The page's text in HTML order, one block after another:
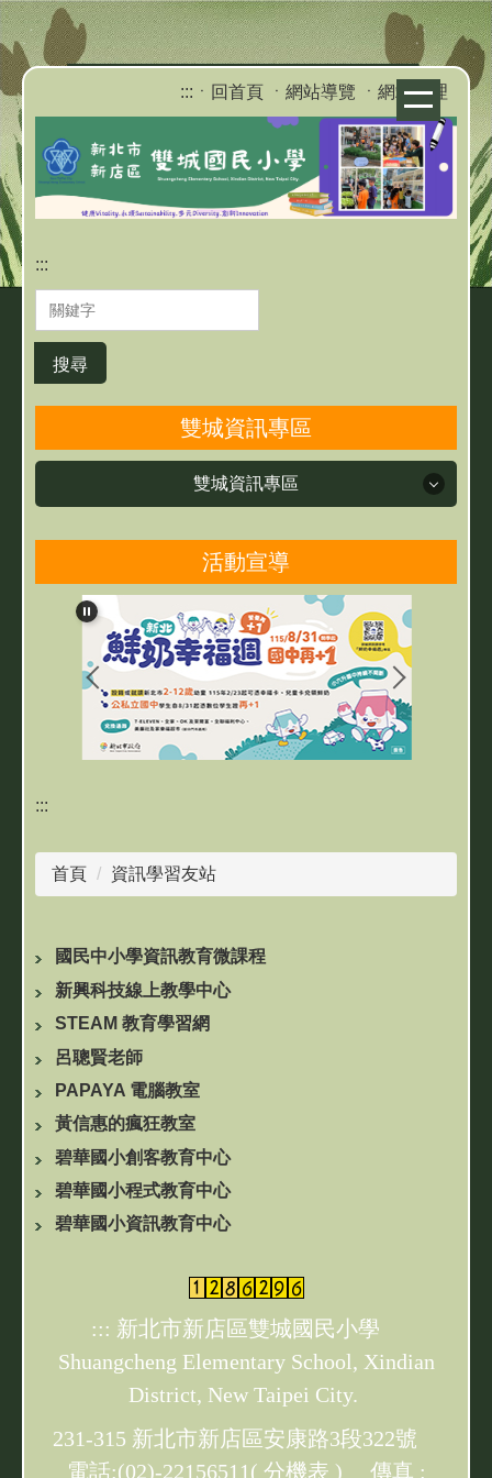
跳
到
主
要
內
容
區
::: ㆍ回首頁 ㆍ網站導覽 ㆍ網站管理
:::
搜尋
雙城資訊專區
雙城資訊專區
資訊課程
資訊素養與安全
資訊學習友站
活動宣導
:::
首頁 資訊學習友站
國民中小學資訊教育微課程
新興科技線上教學中心
STEAM 教育學習網
呂聰賢老師
PAPAYA 電腦教室
黃信惠的瘋狂教室
碧華國小創客教育中心
碧華國小程式教育中心
碧華國小資訊教育中心
::: 新北市新店區雙城國民小學
Shuangcheng Elementary School, Xindian
District, New Taipei City.
231-315 新北市新店區安康路3段322號
電話:(02)-22156511( 分機表 ) 傳真 :